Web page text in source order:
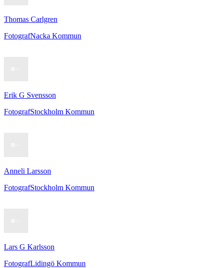
Thomas Carlgren
FotografNacka Kommun
Erik G Svensson
FotografStockholm Kommun
Anneli Larsson
FotografStockholm Kommun
Lars G Karlsson
FotografLidingö Kommun